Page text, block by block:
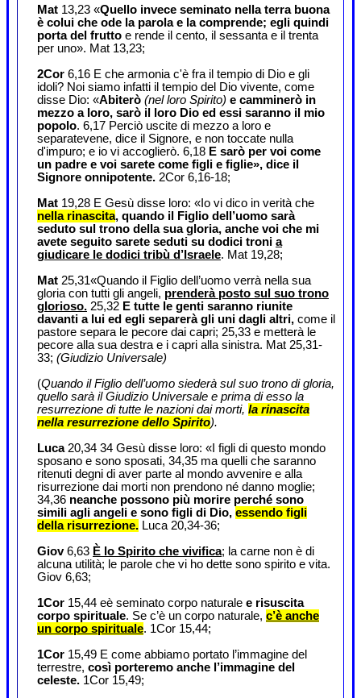
Mat 13,23 «Quello invece seminato nella terra buona
è colui che ode la parola e la comprende; egli quindi
porta del frutto e rende il cento, il sessanta e il trenta
per uno». Mat 13,23;
2Cor 6,16 E che armonia c'è fra il tempio di Dio e gli
idoli? Noi siamo infatti il tempio del Dio vivente, come
disse Dio: «Abiterò (nel loro Spirito) e camminerò in
mezzo a loro, sarò il loro Dio ed essi saranno il mio
popolo. 6,17 Perciò uscite di mezzo a loro e
separatevene, dice il Signore, e non toccate nulla
d'impuro; e io vi accoglierò. 6,18 E sarò per voi come
un padre e voi sarete come figli e figlie», dice il
Signore onnipotente. 2Cor 6,16-18;
Mat 19,28 E Gesù disse loro: «Io vi dico in verità che
nella rinascita, quando il Figlio dell’uomo sarà
seduto sul trono della sua gloria, anche voi che mi
avete seguito sarete seduti su dodici troni a
giudicare le dodici tribù d’Israele. Mat 19,28;
Mat 25,31«Quando il Figlio dell’uomo verrà nella sua
gloria con tutti gli angeli, prenderà posto sul suo trono
glorioso. 25,32 E tutte le genti saranno riunite
davanti a lui ed egli separerà gli uni dagli altri, come il
pastore separa le pecore dai capri; 25,33 e metterà le
pecore alla sua destra e i capri alla sinistra. Mat 25,31-
33; (Giudizio Universale)
(Quando il Figlio dell’uomo siederà sul suo trono di gloria,
quello sarà il Giudizio Universale e prima di esso la
resurrezione di tutte le nazioni dai morti, la rinascita
nella resurrezione dello Spirito).
Luca20,34 34 Gesù disse loro: «I figli di questo mondo
sposano e sono sposati, 34,35 ma quelli che saranno
ritenuti degni di aver parte al mondo avvenire e alla
risurrezione dai morti non prendono né danno moglie;
34,36 neanche possono più morire perché sono
simili agli angeli e sono figli di Dio, essendo figli
della risurrezione. Luca 20,34-36;
Giov6,63 È lo Spirito che vivifica; la carne non è di
alcuna utilità; le parole che vi ho dette sono spirito e vita.
Giov 6,63;
1Cor 15,44 eè seminato corpo naturale e risuscita
corpo spirituale. Se c’è un corpo naturale, c’è anche
un corpo spirituale. 1Cor 15,44;
1Cor 15,49 E come abbiamo portato l’immagine del
terrestre, così porteremo anche l’immagine del
celeste. 1Cor 15,49;